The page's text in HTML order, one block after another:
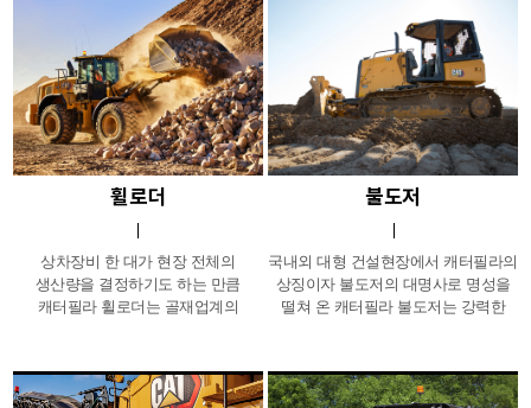
휠로더
상차장비 한 대가 현장 전체의
생산량을 결정하기도 하는 만큼
캐터필라 휠로더는 골재업계의
정확한 동작으로 생산성 향상에
기여해 왔습니다. 아울러, 캐터필라
불도저
국내외 대형 건설현장에서 캐터필라의
상징이자 불도저의 대명사로 명성을
떨쳐 온 캐터필라 불도저는 강력한
토목공사 뿐만 아니라 골프장 조경,
쓰레기 매립장 등 다양한